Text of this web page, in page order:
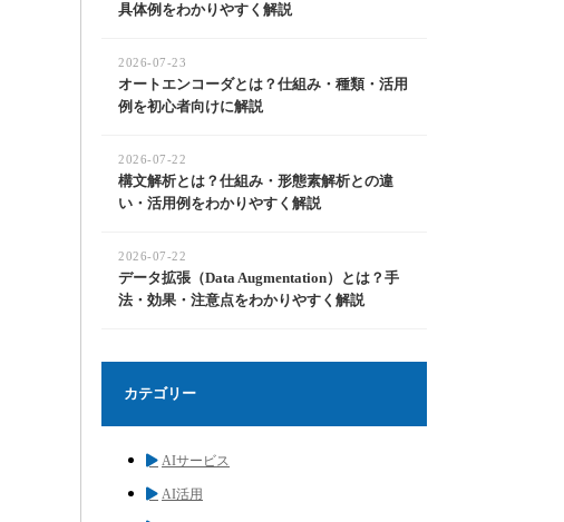
具体例をわかりやすく解説
オートエンコーダとは？仕組み・種類・活用
例を初心者向けに解説
2026-07-23
構文解析とは？仕組み・形態素解析との違
い・活用例をわかりやすく解説
2026-07-22
データ拡張（Data Augmentation）とは？手
法・効果・注意点をわかりやすく解説
2026-07-22
カテゴリー
AIサービス
AI活用